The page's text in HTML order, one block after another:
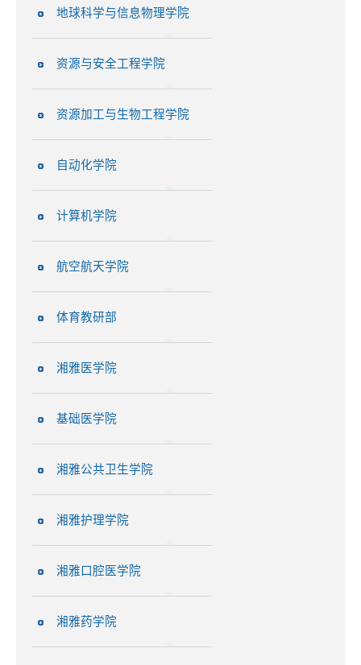
地球科学与信息物理学院
资源与安全工程学院
资源加工与生物工程学院
自动化学院
计算机学院
航空航天学院
体育教研部
湘雅医学院
基础医学院
湘雅公共卫生学院
湘雅护理学院
湘雅口腔医学院
湘雅药学院